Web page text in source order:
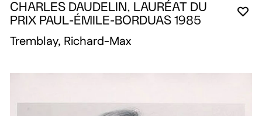
CHARLES DAUDELIN, LAURÉAT DU
PRIX PAUL-ÉMILE-BORDUAS 1985
Tremblay, Richard-Max